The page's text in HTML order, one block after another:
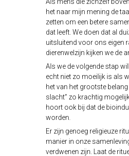
het naar mijn mening de
zetten om een betere
dat leeft. We doen dat al
uitsluitend voor ons eigen
dierenwelzijn kijken we de
Als we de volgende stap
echt niet zo moeilijk is als
het van het grootste
slacht” zo krachtig
hoort ook bij dat de
worden.
Er zijn genoeg religieuze
manier in onze
verdwenen zijn. Laat de